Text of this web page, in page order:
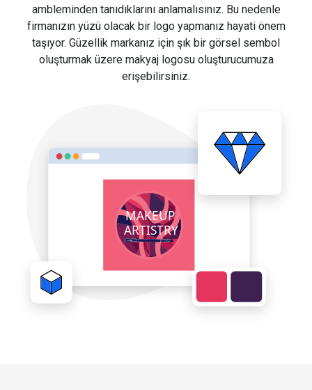
ambleminden tanıdıklarını anlamalısınız. Bu nedenle
firmanızın yüzü olacak bir logo yapmanız hayati önem
taşıyor. Güzellik markanız için şık bir görsel sembol
oluşturmak üzere makyaj logosu oluşturucumuza
erişebilirsiniz.